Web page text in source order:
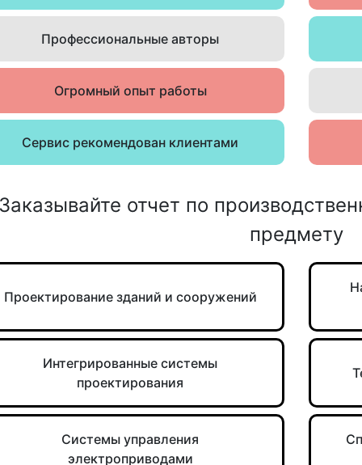
Профессиональные авторы
Огромный опыт работы
Сервис рекомендован клиентами
Заказывайте отчет по
предмету
Проектирование зданий и сооружений
Интегрированные системы
проектирования
Системы управления
электроприводами